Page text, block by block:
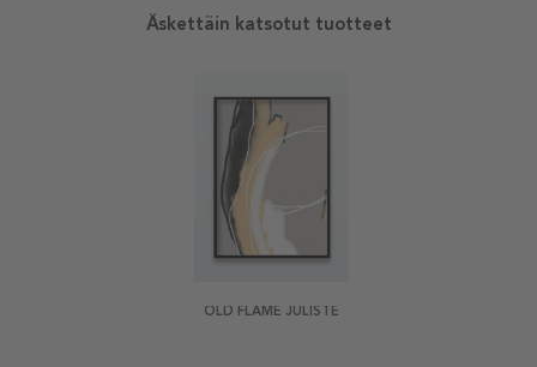
Äskettäin katsotut tuotteet
OLD FLAME JULISTE